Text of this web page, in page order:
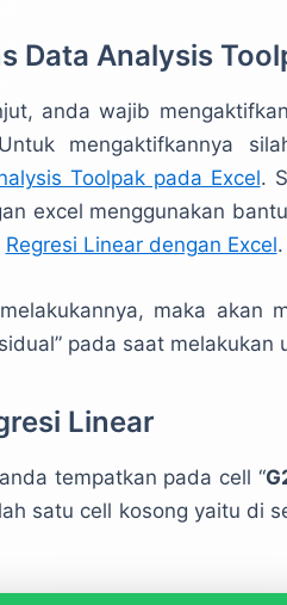
Data Analysis
anda wajib
mengaktifkannya
Toolpak pada Excel.
excel menggunakan
Regresi Linear dengan Excel.
maka akan
pada saat melakukan
Linear
tempatkan pada cell “
satu cell kosong yaitu di